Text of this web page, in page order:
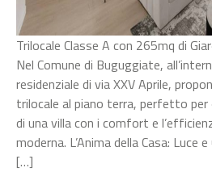
Trilocale Classe A con 265mq di
Nel Comune di Buguggiate,
residenziale di via XXV Aprile,
trilocale al piano terra, perfetto per
di una villa con i comfort e
moderna. L’Anima della Casa: Luce
[…]